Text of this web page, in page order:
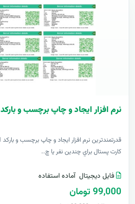
نرم افزار ایجاد و چاپ برچسب و بارکد LabelJoy
كارت پستال براي چندين نفر يا چ..
فایل دیجیتال آماده استفاده
99,000 تومان